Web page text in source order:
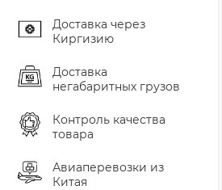
Доставка через
Киргизию
Доставка
негабаритных грузов
Контроль качества
товара
Авиаперевозки из
Китая